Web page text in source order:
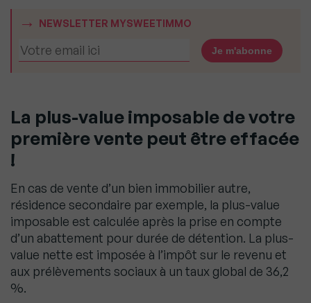
NEWSLETTER MYSWEETIMMO
La plus-value imposable de votre
première vente peut être effacée
!
En cas de vente d’un bien immobilier autre,
résidence secondaire par exemple, la plus-value
imposable est calculée après la prise en compte
d’un abattement pour durée de détention. La plus-
value nette est imposée à l’impôt sur le revenu et
aux prélèvements sociaux à un taux global de 36,2
%.